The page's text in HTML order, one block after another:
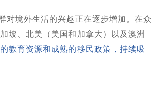
对境外生活的兴趣正在逐步增加。在众
坡、北美（美国和加拿大）以及澳洲
教育资源和成熟的移民政策，持续吸